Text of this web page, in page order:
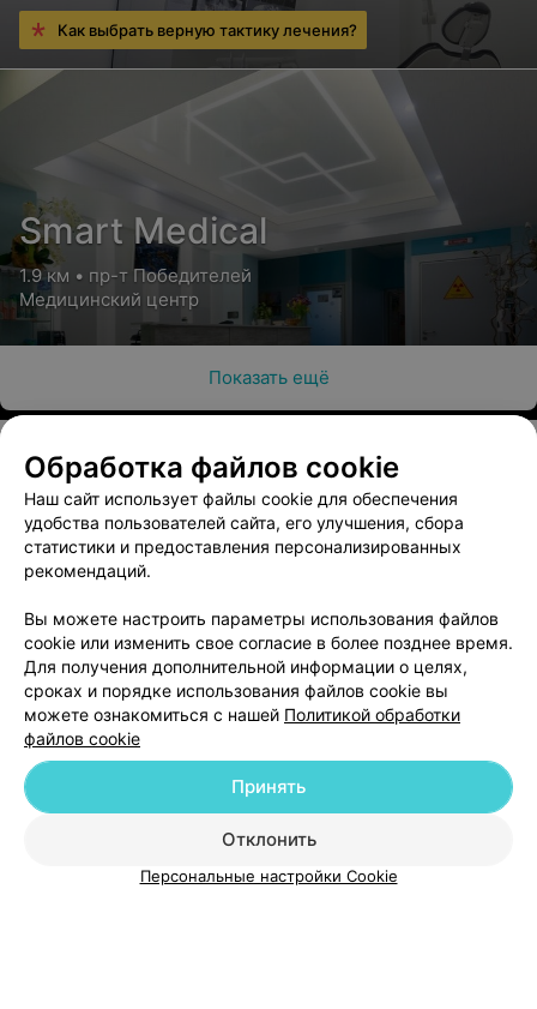
Как выбрать верную тактику лечения?
Smart Medical
1.9 км • пр-т Победителей
Медицинский центр
Показать ещё
О проекте Новости проекта
Размещение рекламы
Публичный договор
Пользовательское соглашение
Написать руководителю 103.by
Написать в поддержку
Персональные настройки cookie
Обработка персональных данных
ВЫ ВЛАДЕЛЕЦ?
Обработка файлов cookie
Наш сайт использует файлы cookie для обеспечения
удобства пользователей сайта, его улучшения, сбора
статистики и предоставления персонализированных
рекомендаций.
Вы можете настроить параметры использования файлов
cookie или изменить свое согласие в более позднее время.
Для получения дополнительной информации о целях,
сроках и порядке использования файлов cookie вы
можете ознакомиться с нашей Политикой обработки
файлов cookie
Отклонить
Принять
Персональные настройки Cookie